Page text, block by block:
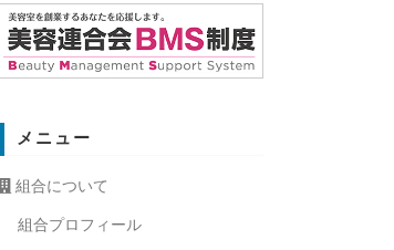
メニュー
組合について
組合プロフィール